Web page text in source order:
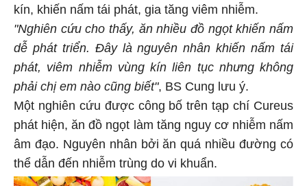
kín, khiến nấm tái phát, gia tăng viêm nhiễm.
"Nghiên cứu cho thấy, ăn nhiều đồ ngọt khiến nấm
dễ phát triển. Đây là nguyên nhân khiến nấm tái
phát, viêm nhiễm vùng kín liên tục nhưng không
phải chị em nào cũng biết", BS Cung lưu ý.
Một nghiên cứu được công bố trên tạp chí Cureus
phát hiện, ăn đồ ngọt làm tăng nguy cơ nhiễm nấm
âm đạo. Nguyên nhân bởi ăn quá nhiều đường có
thể dẫn đến nhiễm trùng do vi khuẩn.